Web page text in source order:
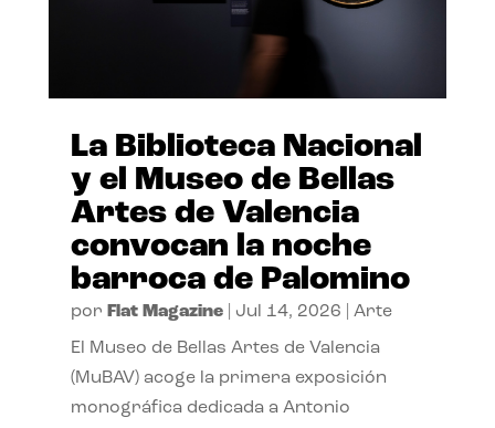
La Biblioteca Nacional
y el Museo de Bellas
Artes de Valencia
convocan la noche
barroca de Palomino
por Flat Magazine| Jul 14, 2026 Arte
El Museo de Bellas Artes de Valencia
(MuBAV) acoge la primera exposición
monográfica dedicada a Antonio